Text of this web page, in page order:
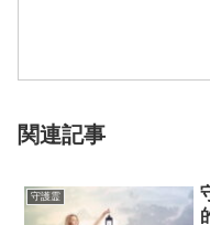
関連記事
守護霊